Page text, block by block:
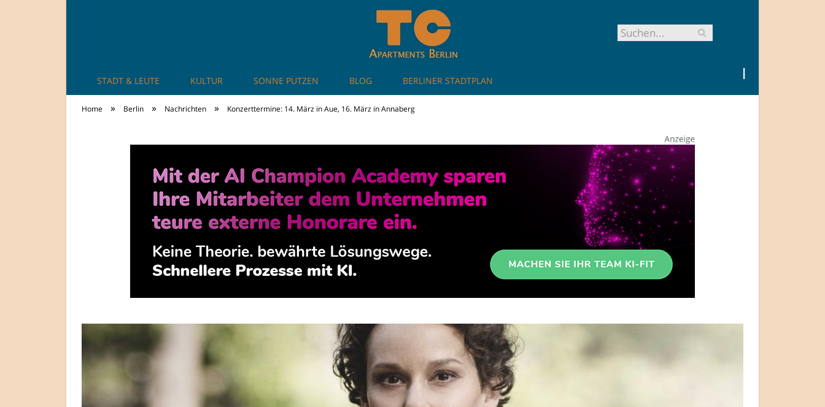
TheCity: Living Apartments in Berlin
STADT & LEUTE KULTUR SONNE PUTZEN BLOG BERLINER STADTPLAN
Home » Berlin » Nachrichten » Konzerttermine: 14. März in Aue, 16. März in Annaberg